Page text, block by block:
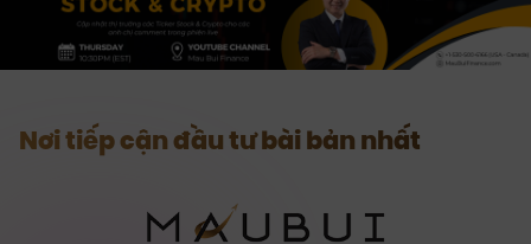
Nơi tiếp cận đầu tư bài bản nhất